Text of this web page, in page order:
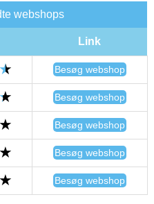
webshops
Link
Besøg webshop
Besøg webshop
Besøg webshop
Besøg webshop
Besøg webshop